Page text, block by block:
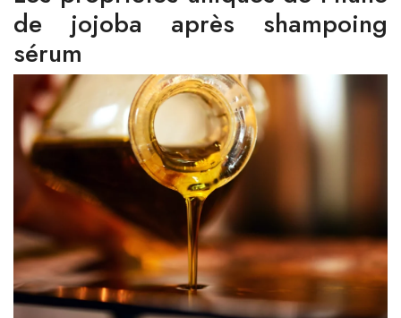
de jojoba après shampoing
sérum